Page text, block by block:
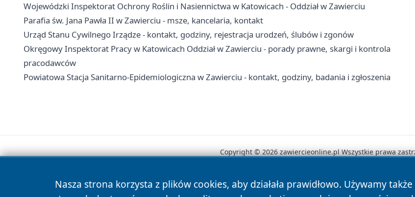
Wojewódzki Inspektorat Ochrony Roślin i Nasiennictwa w Katowicach - Oddział w Zawierciu
Parafia św. Jana Pawła II w Zawierciu - msze, kancelaria, kontakt
Urząd Stanu Cywilnego Irządze - kontakt, godziny, rejestracja urodzeń, ślubów i zgonów
Okręgowy Inspektorat Pracy w Katowicach Oddział w Zawierciu - porady prawne, skargi i kontrola
pracodawców
Powiatowa Stacja Sanitarno-Epidemiologiczna w Zawierciu - kontakt, godziny, badania i zgłoszenia
Nasza strona korzysta z plików cookies, aby działała prawidłowo. Używamy
Copyright © 2026 zawiercieonline.pl Wszystkie prawa
News Autorzy Polityka Prywatności Polityka